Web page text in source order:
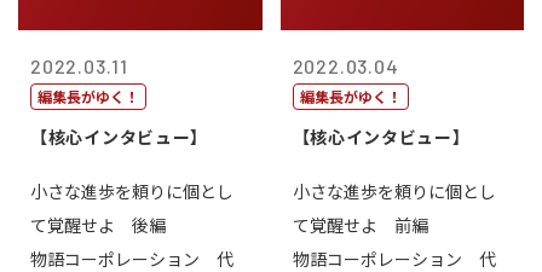
2022.03.11
編集長がゆく！
【核心インタビュー】
小さな進歩を頼りに個とし
て覚醒せよ 後編
物語コーポレーション 代
2022.03.04
編集長がゆく！
【核心インタビュー】
小さな進歩を頼りに個とし
て覚醒せよ 前編
物語コーポレーション 代